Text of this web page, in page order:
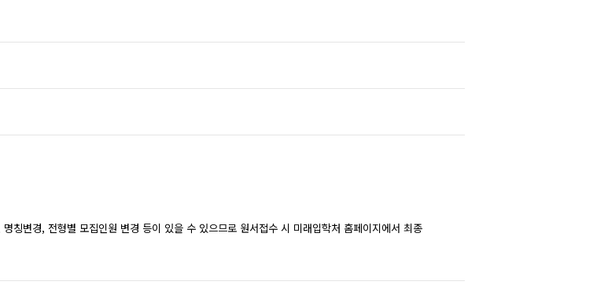
칭변경, 전형별 모집인원 변경 등이 있을 수 있으므로 원서접수 시 미래입학처 홈페이지에서 최종